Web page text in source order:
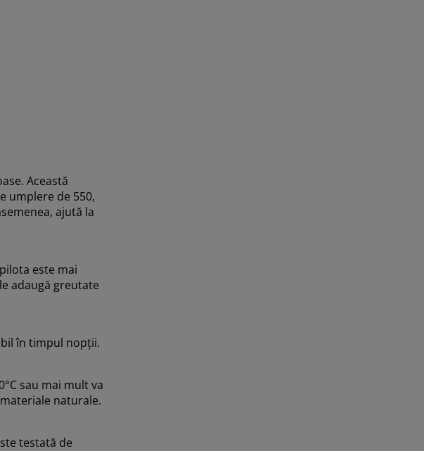
Această
umplere de 550,
ajută la
este mai
adaugă greutate
în timpul nopții.
sau mai mult va
naturale.
testată de